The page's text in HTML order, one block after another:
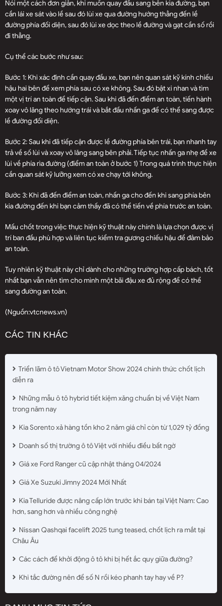
Nói một cách đơn giản, khi muốn quay đầu sang bên kia đường, bạn
cần lái xe sát vào lề sau đó lùi xe qua đường hướng thẳng đến lề
đường phía đối diện, sau đó lùi xe dọc theo lề đường và gạt cần số rồi
đi thẳng.
Cụ thể các bước như sau:
Bước 1: Khi xác định cần quay đầu xe, bạn nên quan sát kỹ kính chiếu
hậu hai bên để xem phía sau có xe không. Sau đó bật xi nhan và tìm
một vị trí an toàn để tiếp cận. Sau khi đã đến điểm an toàn, tiến hành
xoay vô lăng theo hướng trái và bắt đầu nhấn ga để có thể sang được
lề đường đối diện.
Bước 2: Sau khi đã tiếp cận được lề đường phía bên trái, bạn nhanh tay
trả về số lùi và xoay vô lăng sang bên phải. Tiếp tục nhấn ga nhẹ để xe
lùi về phía rìa đường (điểm an toàn ở bước 1) Trong quá trình thực hiện
cần quan sát kỹ lưỡng xem có xe chạy tới không.
Bước 3: Khi đã đến điểm an toàn, nhấn ga cho đến khi sang phía bên
kia đường đến khi bạn cảm thấy đã có thể tiến về phía trước an toàn.
Mấu chốt trong việc thực hiện kỹ thuật này chính là lựa chọn được vị
trí ban đầu phù hợp và liên tục kiểm tra gương chiếu hậu để đảm bảo
an toàn.
Tuy nhiên kỹ thuật này chỉ dành cho những trường hợp cấp bách, tốt
nhất bạn vẫn nên tìm cho mình một bãi đậu xe đủ rộng để có thể
sang đường an toàn.
(Nguồn:vtcnews.vn)
CÁC TIN KHÁC
Triển lãm ô tô Vietnam Motor Show 2024 chính thức chốt lịch
diễn ra
Những mẫu ô tô hybrid tiết kiệm xăng chuẩn bị về Việt Nam
trong năm nay
Kia Sorento xả hàng tồn kho 2 năm giá chỉ còn từ 1,029 tỷ đồng
Doanh số thị trường ô tô Việt với nhiều điều bất ngờ
Giá xe Ford Ranger cũ cập nhật tháng 04/2024
Giá Xe Suzuki Jimny 2024 Mới Nhất
Kia Telluride được nâng cấp lớn trước khi bán tại Việt Nam: Cao
hơn, sang hơn và nhiều công nghệ
Nissan Qashqai facelift 2025 tung teased, chốt lịch ra mắt tại
Châu Âu
Các cách để khởi động ô tô khi bị hết ắc quy giữa đường?
Khi tắc đường nên để số N rồi kéo phanh tay hay về P?